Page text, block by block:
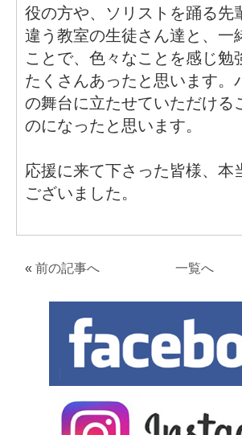
役の方や、ソリストを踊る先
違う教室の生徒さん達と、一
ことで、色々なことを感じ勉
たくさんあったと思います。
の舞台に立たせていただける
のになったと思います。
応援に来て下さった皆様、本
ございました。
« 前の記事へ 一覧へ